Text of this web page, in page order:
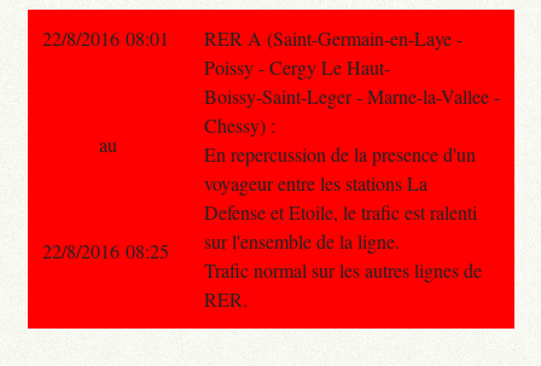
22/8/2016 08:01
RER A (Saint-Germain-en-Laye -
Poissy - Cergy Le Haut-
Boissy-Saint-Leger - Marne-la-Vallee -
Chessy) :
En repercussion de la presence d'un
voyageur entre les stations La
Defense et Etoile, le trafic est ralenti
sur l'ensemble de la ligne.
Trafic normal sur les autres lignes de
RER.
au
22/8/2016 08:25